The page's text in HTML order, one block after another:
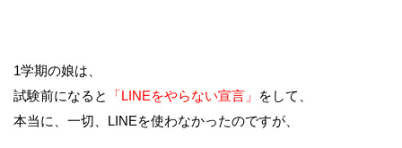
1学期の娘は、
試験前になると
「LINEをやらない宣言」
をして、
本当に、一切、LINEを使わなかったのですが、